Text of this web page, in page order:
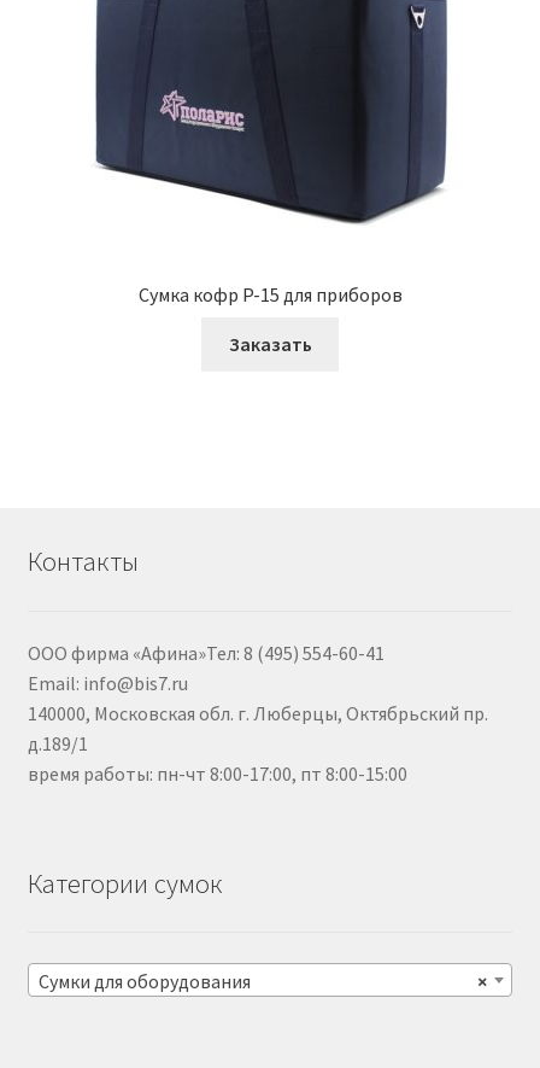
Сумка кофр P-15 для приборов
Заказать
Контакты
ООО фирма «Афина»Тел: 8 (495) 554-60-41
Email: info@bis7.ru
140000, Московская обл. г. Люберцы, Октябрьский пр.
д.189/1
время работы: пн-чт 8:00-17:00, пт 8:00-15:00
Категории сумок
×
Сумки для оборудования